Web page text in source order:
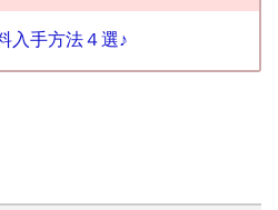
入手方法４選♪